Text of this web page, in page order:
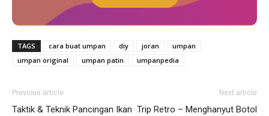
TAGS cara buat umpan diy joran
umpan
umpan original
umpan patin umpanpedia
Previous article
Taktik & Teknik Pancingan Ikan
Next article
Trip Retro – Menghanyut Botol